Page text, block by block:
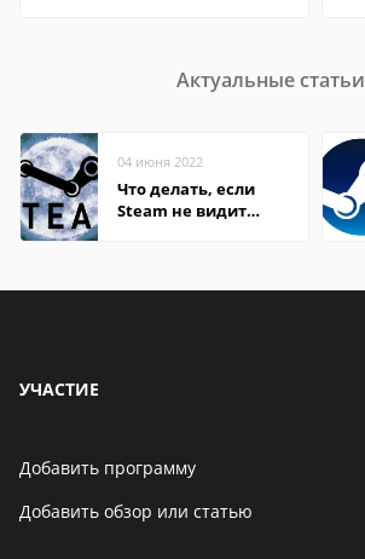
Актуальные статьи
04 июня 2022
Что делать, если
Steam не видит
УЧАСТИЕ
Добавить программу
Добавить обзор или статью